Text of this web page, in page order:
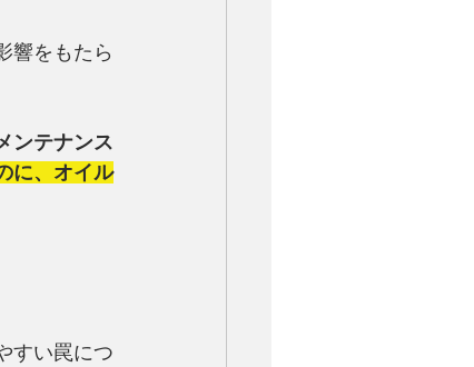
響をもたら
ンテナンス
に、オイル
すい罠につ